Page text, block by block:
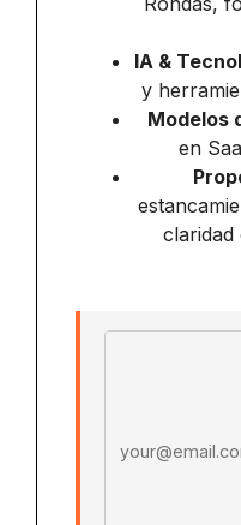
IA &
y
Modelos
en
claridad